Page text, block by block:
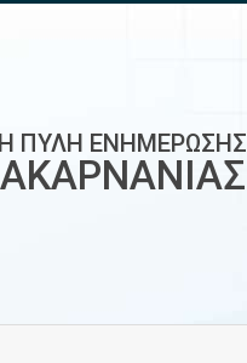
ΠΥΛΗ ΕΝΗΜΕΡΩΣΗΣ